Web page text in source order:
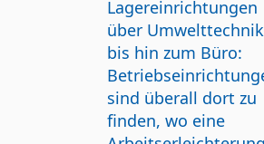
Lagereinrichtungen
über Umwelttechnik
bis hin zum Büro:
sind überall dort zu
finden, wo eine